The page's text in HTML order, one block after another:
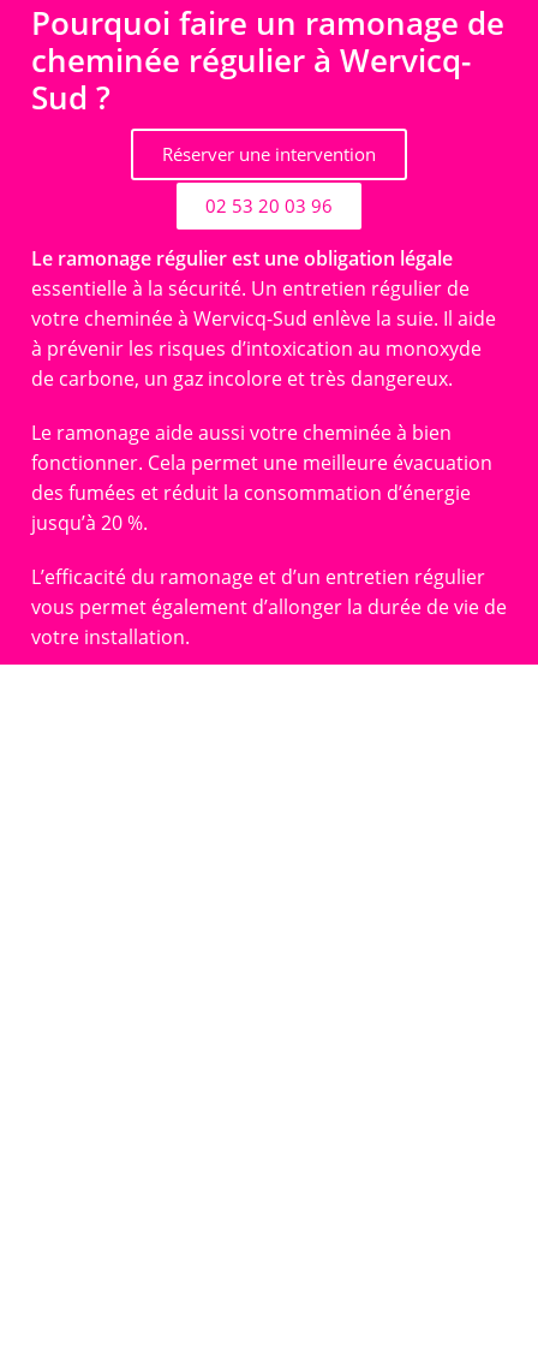
Pourquoi faire un ramonage de
cheminée régulier à Wervicq-
Sud ?
Réserver une intervention
02 53 20 03 96
Le ramonage régulier est une obligation légale
essentielle à la sécurité. Un entretien régulier de
votre cheminée à Wervicq-Sud enlève la suie. Il aide
à prévenir les risques d’intoxication au monoxyde
de carbone, un gaz incolore et très dangereux.
Le ramonage aide aussi votre cheminée à bien
fonctionner. Cela permet une meilleure évacuation
des fumées et réduit la consommation d’énergie
jusqu’à 20 %.
L’efficacité du ramonage et d’un entretien régulier
vous permet également d’allonger la durée de vie de
votre installation.